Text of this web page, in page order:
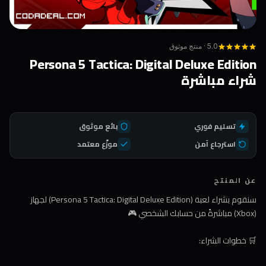
5.0 · منتج موثوق
Persona 5 Tactica: Digital Deluxe Edition
شراء مباشرة
تسليم فوري
بائع موثوق
استرجاع آمن
موزّع معتمد
عن المنتج
سنقوم بشراء لعبة (Persona 5 Tactica: Digital Deluxe Edition) لجهاز
(Xbox) مباشرةً من حسابك الشخصي 🎮
🛒 خطوات الشراء: